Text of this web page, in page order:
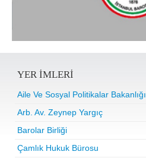
YER IMLERI
Aile Ve Sosyal Politikalar Bakanlığı
Arb. Av. Zeynep Yargıç
Barolar Birliği
Çamlık Hukuk Bürosu